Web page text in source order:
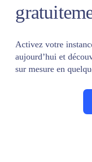
Activez votre
aujourd’hui et
sur mesure en